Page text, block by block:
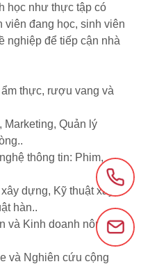
học như thực tập có
đang học, sinh viên
nghiệp để tiếp cận nhà
thực, rượu vang và
Marketing, Quản lý
thông tin: Phim,
dựng, Kỹ thuật xây
hàn..
và Kinh doanh nông
và Nghiên cứu cộng